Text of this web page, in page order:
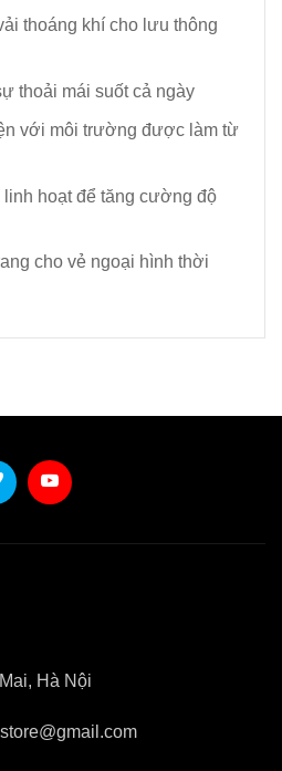
thoáng khí cho lưu thông
thoải mái suốt cả ngày
với môi trường được làm từ
hoạt để tăng cường độ
cho vẻ ngoại hình thời
Hà Nội